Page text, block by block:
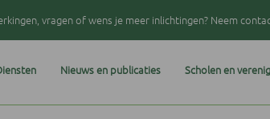
vragen of wens je meer inlichtingen? Neem
Nieuws en publicaties Scholen en